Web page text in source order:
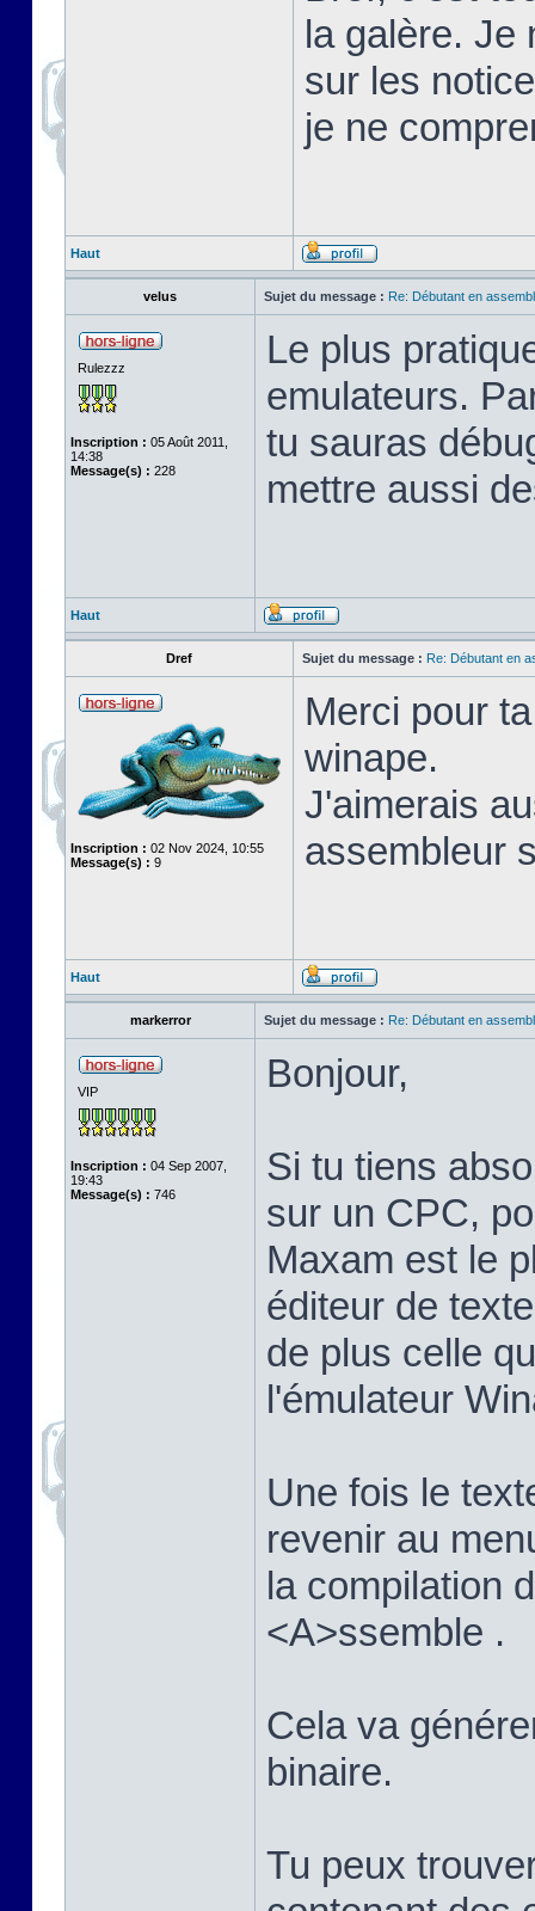
la galère. Je
sur les
je ne
Haut
velus Sujet du message : Re: Débutant en
Rulezzz
Inscription : 05 Août 2011,
14:38
Message(s) : 228
Le plus
emulateurs.
tu sauras
mettre aussi
Haut
Dref Sujet du message : Re: Débutant en
Inscription : 02 Nov 2024, 10:55
Message(s) : 9
Merci pour
winape.
J'aimerais
assembleur
Haut
markerror Sujet du message : Re: Débutant en
VIP
Inscription : 04 Sep 2007,
19:43
Message(s) : 746
Bonjour,
Si tu tiens
sur un CPC,
Maxam est le
éditeur de
de plus celle
l'émulateur
Une fois le
revenir au
la compilation
<A>ssemble .
Cela va
binaire.
Tu peux